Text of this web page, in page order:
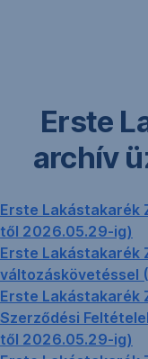
Erste
archív
Erste Lakástakarék
től 2026.05.29-ig)
Erste Lakástakarék
változáskövetéssel
Erste Lakástakarék
Szerződési
től 2026.05.29-ig)